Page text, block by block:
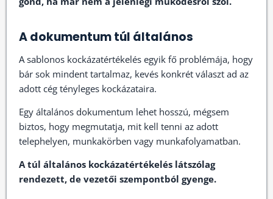
A dokumentum túl általános
A sablonos kockázatértékelés egyik fő problémája, hogy
bár sok mindent tartalmaz, kevés konkrét választ ad az
adott cég tényleges kockázataira.
Egy általános dokumentum lehet hosszú, mégsem
biztos, hogy megmutatja, mit kell tenni az adott
telephelyen, munkakörben vagy munkafolyamatban.
A túl általános kockázatértékelés látszólag
rendezett, de vezetői szempontból gyenge.